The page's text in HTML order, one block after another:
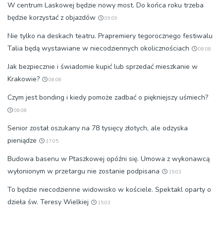
W centrum Laskowej będzie nowy most. Do końca roku trzeba
będzie korzystać z objazdów
09:09
Nie tylko na deskach teatru. Prapremiery tegorocznego festiwalu
Talia będą wystawiane w niecodziennych okolicznościach
08:08
Jak bezpiecznie i świadomie kupić lub sprzedać mieszkanie w
Krakowie?
08:08
Czym jest bonding i kiedy pomoże zadbać o piękniejszy uśmiech?
08:08
Senior został oszukany na 78 tysięcy złotych, ale odzyska
pieniądze
17:05
Budowa basenu w Ptaszkowej opóźni się. Umowa z wykonawcą
wyłonionym w przetargu nie zostanie podpisana
15:03
To będzie niecodzienne widowisko w kościele. Spektakl oparty o
dzieła św. Teresy Wielkiej
15:03